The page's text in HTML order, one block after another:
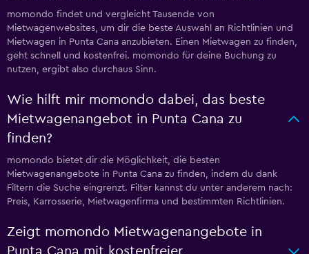
momondo findet und vergleicht Tausende von
Mietwagenwebsites, um dir die beste Auswahl an Richtlinien und
Mietwagen in Punta Cana anzubieten. Einen Mietwagen zu finden,
geht schnell und kostenfrei. momondo für deine Buchung zu
nutzen, ergibt also durchaus Sinn.
Wie hilft mir momondo dabei, das beste
Mietwagenangebot in Punta Cana zu
finden?
momondo bietet dir die Möglichkeit, die besten
Mietwagenangebote in Punta Cana zu finden, indem du dank
Filtern die Suche eingrenzt. Filter kannst du unter anderem nach:
Preis, Karrosserie, Mietwagenfirma und bestimmten Richtlinien.
Zeigt momondo Mietwagenangebote in
Punta Cana mit kostenfreier